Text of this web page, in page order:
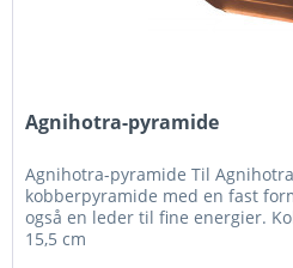
Agnihotra-pyramide
Agnihotra-pyramide Til
kobberpyramide med en fast
også en leder til fine energier.
15,5 cm